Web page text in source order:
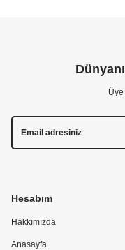
Hesabım
Hakkımızda
Anasayfa